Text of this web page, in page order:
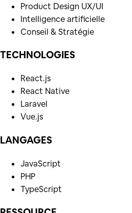
Product Design UX/UI
Intelligence artificielle
Conseil & Stratégie
TECHNOLOGIES
React.js
React Native
Laravel
Vue.js
LANGAGES
JavaScript
PHP
TypeScript